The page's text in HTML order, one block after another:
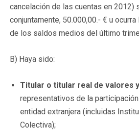
cancelación de las cuentas en 2012)
conjuntamente, 50.000,00.- € u
de los saldos medios del último
B) Haya sido:
Titular o titular real de valores
representativos de la
entidad extranjera (incluidas
Colectiva);